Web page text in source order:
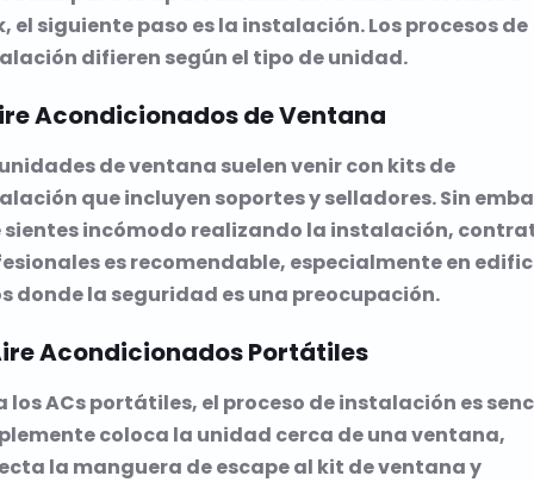
el siguiente paso es la instalación. Los procesos de
difieren según el tipo de unidad.
Acondicionados de Ventana
de ventana suelen venir con kits de
que incluyen soportes y selladores. Sin
sientes incómodo realizando la instalación,
es recomendable, especialmente en
donde la seguridad es una preocupación.
Acondicionados Portátiles
los ACs portátiles, el proceso de instalación es
coloca la unidad cerca de una ventana,
la manguera de escape al kit de ventana y